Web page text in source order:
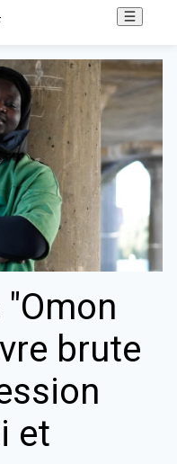
brute
et